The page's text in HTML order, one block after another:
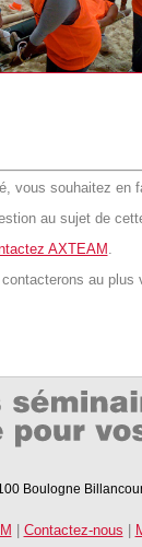
vous souhaitez en
au sujet de
AXTEAM.
au plus
Boulogne
Contactez-nous